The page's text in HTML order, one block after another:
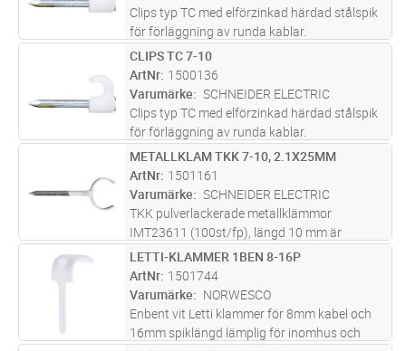
Clips typ TC med elförzinkad härdad stålspik
för förläggning av runda kablar.
FP Lägg i kundvagn
CLIPS TC 7-10
ArtNr 1500136
Varumärke
SCHNEIDER ELECTRIC
Clips typ TC med elförzinkad härdad stålspik
för förläggning av runda kablar.
FP Lägg i kundvagn
METALLKLAM TKK 7-10, 2.1X25MM
ArtNr 1501161
Varumärke
SCHNEIDER ELECTRIC
TKK pulverlackerade metallklämmor
IMT23611 (100st/fp), längd 10 mm är
avsedda för utanpåliggande installationer av
elektriska kablar både inomhus och utomhus:
rund kabel (7-10 mm diameter). Klämman
l...läs mer
FP Lägg i kundvagn
LETTI-KLAMMER 1BEN 8-16P
ArtNr 1501744
Varumärke
NORWESCO
Enbent vit Letti klammer för 8mm kabel och
16mm spiklängd lämplig för inomhus och